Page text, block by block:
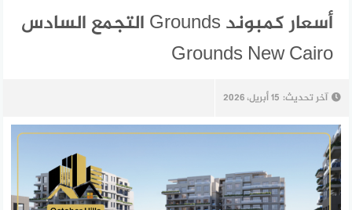
أسعار كمبوند Grounds التجمع السادس
Grounds New Cairo
آخر تحديث: 15 أبريل، 2026